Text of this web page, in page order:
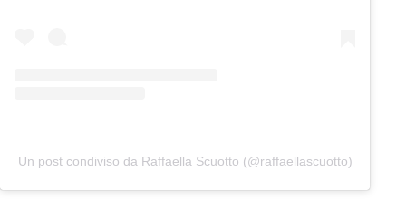
Un post condiviso da Raffaella Scuotto (@raffaellascuotto)